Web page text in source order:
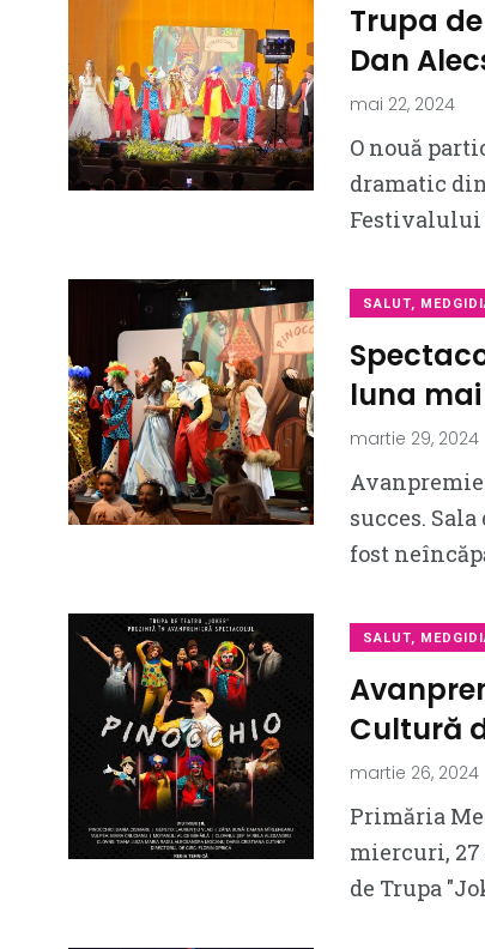
Trupa
Dan
mai 22, 2024
O nouă
dramatic
Festivalului
SALUT,
luna mai
martie 29, 2024
succes.
fost
SALUT,
Cultură
martie 26, 2024
Primăria
miercuri, 27
de Trupa